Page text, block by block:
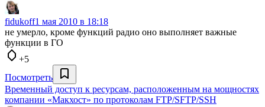
fidukoff1 мая 2010 в 18:18
не умерло, кроме функций радио оно выполняет важные
функции в ГО
+5
Посмотреть
Временный доступ к ресурсам, расположенным на мощностях
компании «Макхост» по протоколам FTP/SFTP/SSH